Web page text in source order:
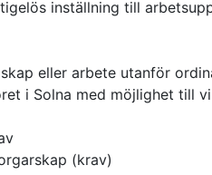
inställning till
eller arbete utanför
i Solna med möjlighet till
(krav)